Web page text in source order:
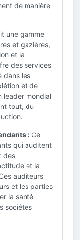
de manière
une gamme
et gazières,
et la
des services
dans les
et de
leader mondial
tout, du
: Ce
qui auditent
des
et la
auditeurs
et les parties
la santé
sociétés